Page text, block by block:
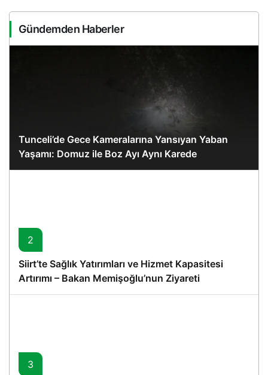
Gündemden Haberler
Tunceli’de Gece Kameralarına Yansıyan Yaban
Yaşamı: Domuz ile Boz Ayı Aynı Karede
2
Siirt’te Sağlık Yatırımları ve Hizmet Kapasitesi
Artırımı – Bakan Memişoğlu’nun Ziyareti
3